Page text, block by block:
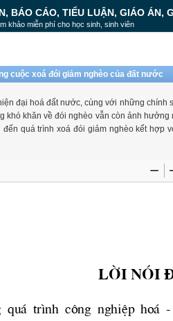
BÁO CÁO, TIỂU LUẬN, GIÁO ÁN,
khảo miễn phí cho học sinh, sinh viên
cuộc xoá đói giảm nghèo của đất nước
đại hoá đất nước, cùng với những
khó khăn về đói nghèo vẫn còn ảnh
quá trình xoá đói giảm nghèo kết hợp